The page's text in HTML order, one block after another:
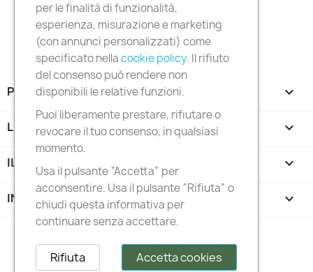
PRODOTTI 
LA NOSTRA AZIENDA 
IL TUO ACCOUNT 
INFORMAZIONI NEGOZIO keyboard_arrow_down
Follow us
per le finalità di funzionalità,
esperienza, misurazione e marketing
(con annunci personalizzati) come
specificato nellacookie policy. Il rifiuto
del consenso può rendere non
disponibili le relative funzioni.
Puoi liberamente prestare, rifiutare o
revocare il tuo consenso, in qualsiasi
momento.
Usa il pulsante “Accetta” per
acconsentire. Usa il pulsante “Rifiuta” o
chiudi questa informativa per
continuare senza accettare.
Accetta cookies
Rifiuta